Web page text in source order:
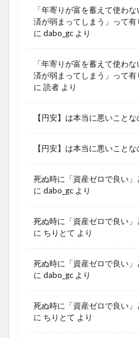
「年寄りが富を蓄えて使わ
済が弱まってしまう」って有
に dabo_gc より
「年寄りが富を蓄えて使わ
済が弱まってしまう」って有
に 読者 より
【円安】は本当に悪いことな
【円安】は本当に悪いことな
死ぬ時に「資産ゼロで良い
に dabo_gc より
死ぬ時に「資産ゼロで良い
に ちりとて より
死ぬ時に「資産ゼロで良い
に dabo_gc より
死ぬ時に「資産ゼロで良い
に ちりとて より